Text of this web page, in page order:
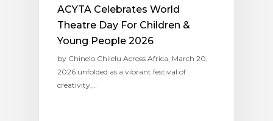
ACYTA Celebrates World
Theatre Day For Children &
Young People 2026
by Chinelo Chilelu Across Africa, March 20,
2026 unfolded as a vibrant festival of
creativity,…